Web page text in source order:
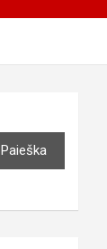
Paieška